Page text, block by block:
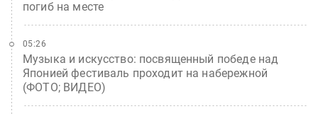
погиб на месте
Музыка и искусство: посвященный победе над
Японией фестиваль проходит на набережной
(ФОТО; ВИДЕО)
05:26